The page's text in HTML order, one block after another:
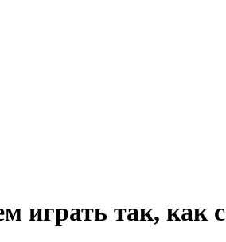
играть так, как с